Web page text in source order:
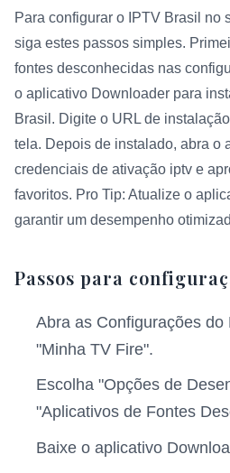
Para configurar o IPTV Brasil no
siga estes passos simples.
fontes desconhecidas nas
o aplicativo Downloader para
Brasil. Digite o URL de
tela. Depois de instalado, abra o
credenciais de ativação iptv e
favoritos. Pro Tip: Atualize o
garantir um desempenho
Passos para
Abra as Configurações
"Minha TV Fire".
Escolha "Opções de
"Aplicativos de Fontes
Baixe o aplicativo